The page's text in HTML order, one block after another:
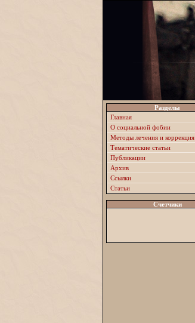
Разделы
Главная
О социальной фобии
Методы лечения и коррекция
Тематические статьи
Публикации
Архив
Ссылки
Статьи
Счетчики